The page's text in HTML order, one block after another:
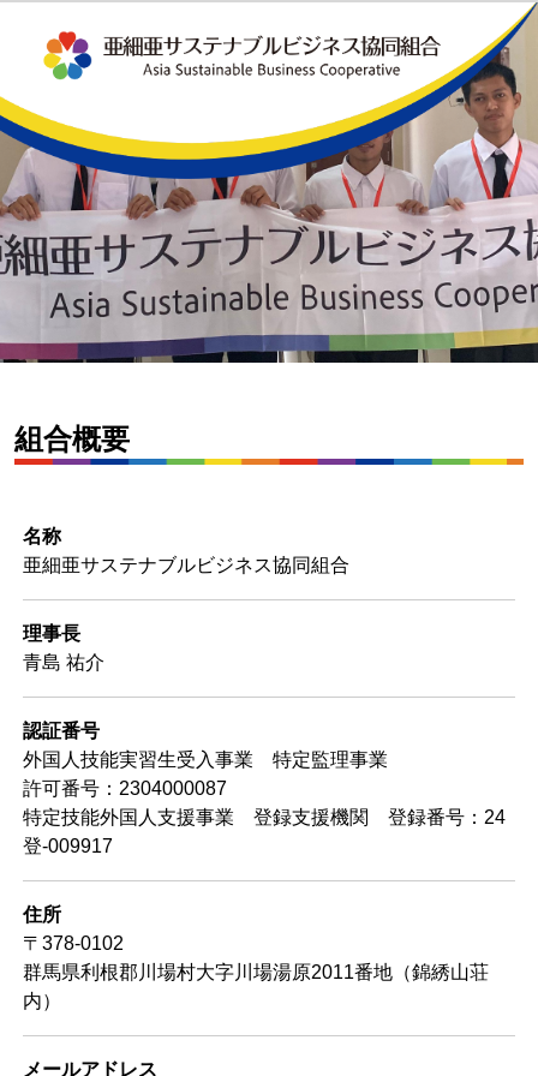
組合概要
名称
亜細亜サステナブルビジネス協同組合
理事長
青島 祐介
認証番号
外国人技能実習生受入事業 特定監理事業
許可番号：2304000087
特定技能外国人支援事業 登録支援機関 登録番号：24
登-009917
住所
〒378-0102
群馬県利根郡川場村大字川場湯原2011番地（錦綉山荘
内）
メールアドレス